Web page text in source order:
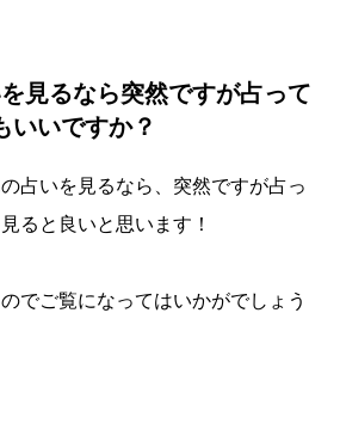
見るなら突然ですが占って
いいですか？
占いを見るなら、突然ですが占っ
ると良いと思います！
でご覧になってはいかがでしょう